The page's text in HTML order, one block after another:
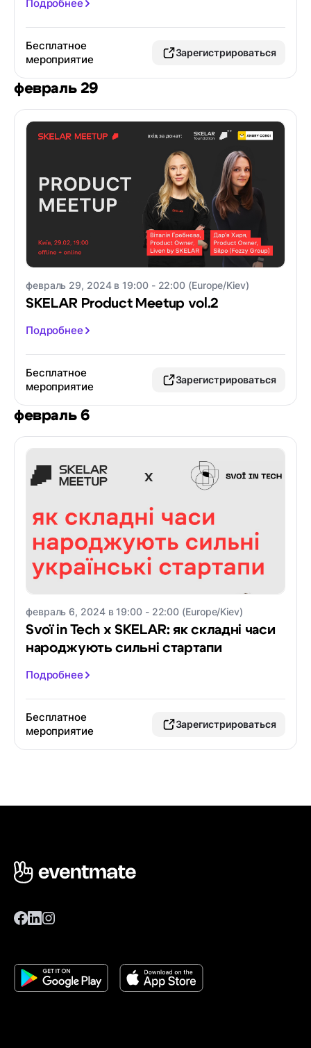
Подробнее
Бесплатное
мероприятие
Зарегистрироваться
февраль 29
февраль 29, 2024 в 19:00 - 22:00 (Europe/Kiev)
SKELAR Product Meetup vol.2
Подробнее
Бесплатное
мероприятие
Зарегистрироваться
февраль 6
февраль 6, 2024 в 19:00 - 22:00 (Europe/Kiev)
Svoï in Tech x SKELAR: як складні часи
народжують сильні стартапи
Подробнее
Бесплатное
мероприятие
Зарегистрироваться